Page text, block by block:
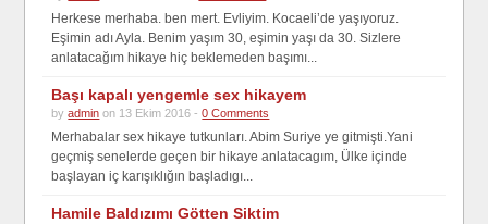
Herkese merhaba. ben mert. Evliyim. Kocaeli’de yaşıyoruz.
Eşimin adı Ayla. Benim yaşım 30, eşimin yaşı da 30. Sizlere
anlatacağım hikaye hiç beklemeden başımı...
Başı kapalı yengemle sex hikayem
byadmin on 13 Ekim 2016 -0 Comments
Merhabalar sex hikaye tutkunları. Abim Suriye ye gitmişti.Yani
geçmiş senelerde geçen bir hikaye anlatacagım, Ülke içinde
başlayan iç karışıklığın başladıgı...
Hamile Baldızımı Götten Siktim